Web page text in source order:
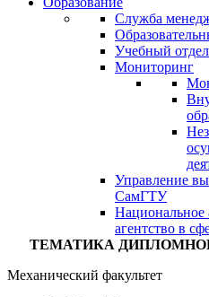
Служба
Учебный
Мониторинг
Управление
СамГТУ
Национальное
агентство в
ТЕМАТИКА
Механический факультет